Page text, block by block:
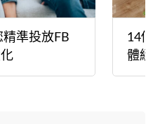
精準投放FB
14個
體經